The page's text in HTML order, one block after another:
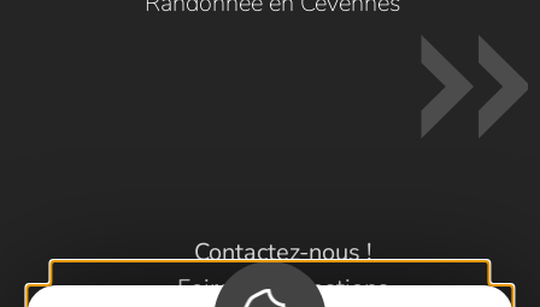
Contactez-nous !
Foire aux questions